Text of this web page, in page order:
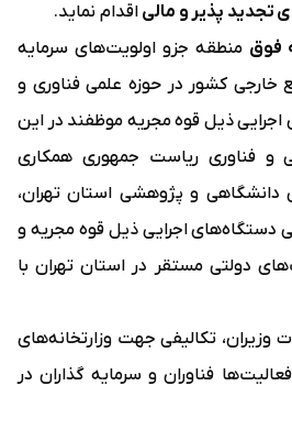
تجدید پذیر و مالی اقدام نماید.
فوق منطقه جزو اولویت‌های سرمایه
خارجی کشور در حوزه علمی فناوری و
ذیل قوه مجریه موظفند در این
فناوری ریاست جمهوری همکاری
دانشگاهی و پژوهشی استان تهران،
دستگاه‌های اجرایی ذیل قوه مجریه و
دولتی مستقر در استان تهران با
، تکالیفی جهت وزارتخانه‌های
فناوران و سرمایه گذاران در